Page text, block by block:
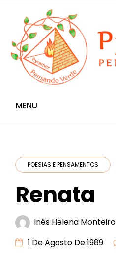
content
Pyramer
Pensando Verde
MENU
POESIAS E PENSAMENTOS
Renata
Inês Helena Monteiro
1 De Agosto De 1989